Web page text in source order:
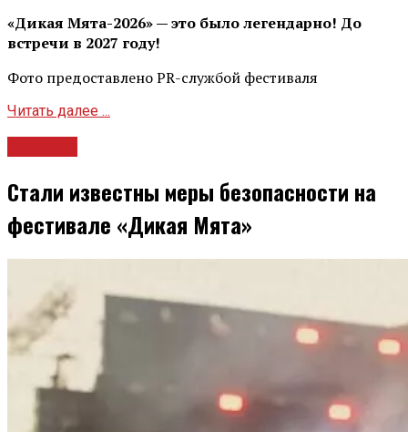
«Дикая Мята-2026» — это было легендарно! До
встречи в 2027 году!
Фото предоставлено PR-службой фестиваля
Читать далее ...
Стали известны меры безопасности на
фестивале «Дикая Мята»